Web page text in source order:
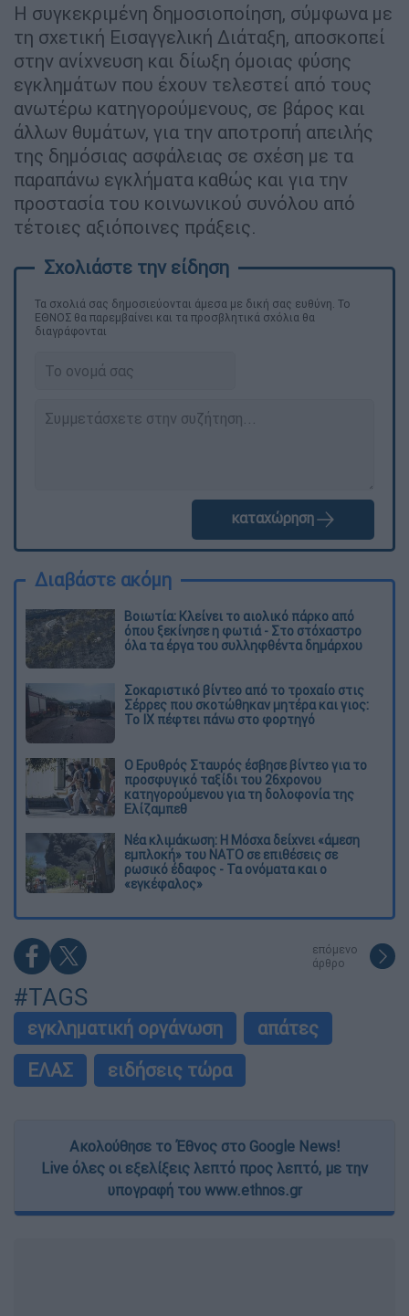
Η συγκεκριμένη δημοσιοποίηση, σύμφωνα με
τη σχετική Εισαγγελική Διάταξη, αποσκοπεί
στην ανίχνευση και δίωξη όμοιας φύσης
εγκλημάτων που έχουν τελεστεί από τους
ανωτέρω κατηγορούμενους, σε βάρος και
άλλων θυμάτων, για την αποτροπή απειλής
της δημόσιας ασφάλειας σε σχέση με τα
παραπάνω εγκλήματα καθώς και για την
προστασία του κοινωνικού συνόλου από
τέτοιες αξιόποινες πράξεις.
Τα σχολιά σας δημοσιεύονται άμεσα με δική σας ευθύνη. Το
ΕΘΝΟΣ θα παρεμβαίνει και τα προσβλητικά σχόλια θα
διαγράφονται
καταχώρηση
Διαβάστε ακόμη
Βοιωτία: Κλείνει το αιολικό πάρκο από
όπου ξεκίνησε η φωτιά - Στο στόχαστρο
όλα τα έργα του συλληφθέντα δημάρχου
Σοκαριστικό βίντεο από το τροχαίο στις
Σέρρες που σκοτώθηκαν μητέρα και γιος:
Το ΙΧ πέφτει πάνω στο φορτηγό
Ο Ερυθρός Σταυρός έσβησε βίντεο για το
προσφυγικό ταξίδι του 26χρονου
κατηγορούμενου για τη δολοφονία της
Ελίζαμπεθ
Νέα κλιμάκωση: Η Μόσχα δείχνει «άμεση
εμπλοκή» του ΝΑΤΟ σε επιθέσεις σε
ρωσικό έδαφος - Τα ονόματα και ο
«εγκέφαλος»
επόμενο
άρθρο
#TAGS
εγκληματική οργάνωση
απάτες
ΕΛΑΣ
ειδήσεις τώρα
Ακολούθησε το Έθνος στο Google News!
Live όλες οι εξελίξεις λεπτό προς λεπτό, με την
υπογραφή του www.ethnos.gr